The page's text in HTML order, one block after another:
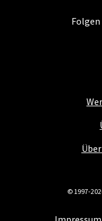
Folgen
© 1997-